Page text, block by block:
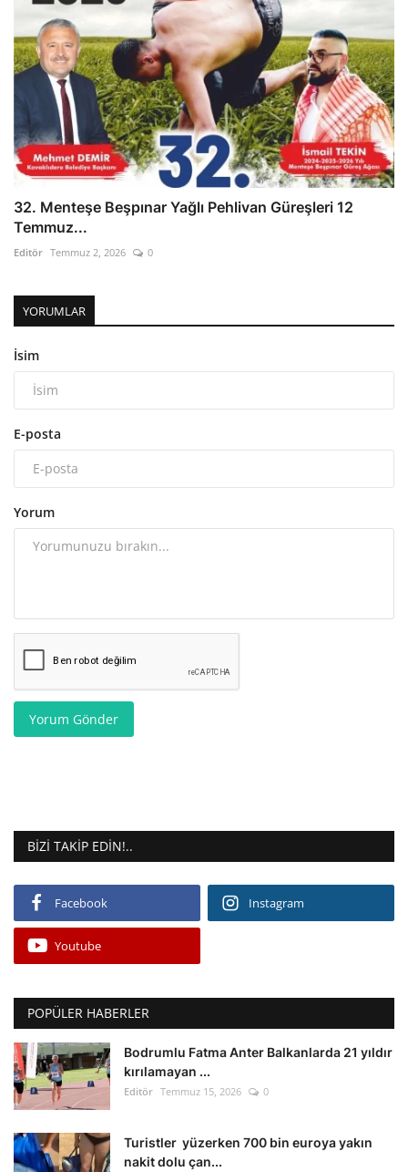
32. Menteşe Beşpınar Yağlı Pehlivan Güreşleri 12
Temmuz...
Editör Temmuz 2, 2026 0
YORUMLAR
İsim
E-posta
Yorum
Yorum Gönder
BIZI TAKIP EDIN!..
Facebook Instagram
Youtube
POPÜLER HABERLER
Bodrumlu Fatma Anter Balkanlarda 21 yıldır
kırılamayan ...
Editör Temmuz 15, 2026 0
Turistler yüzerken 700 bin euroya yakın
nakit dolu çan...